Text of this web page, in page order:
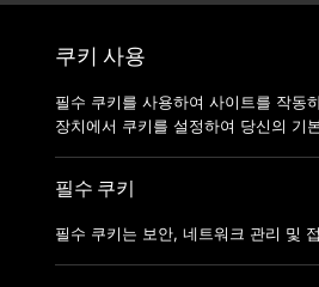
DMCA POLICY
개인정보취급방침
쿠키 사용
필수 쿠키를 사용하여 사이트를 작동
장치에서 쿠키를 설정하여 당신의 기
필수 쿠키
필수 쿠키는 보안, 네트워크 관리 및